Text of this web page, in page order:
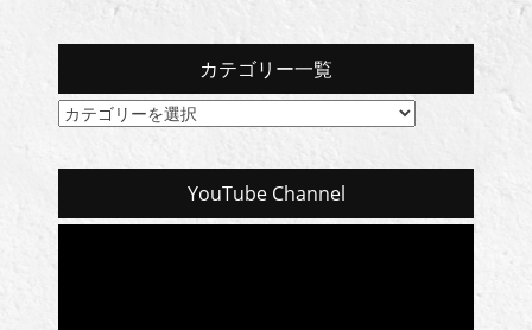
カテゴリー一覧
カ
YouTube Channel